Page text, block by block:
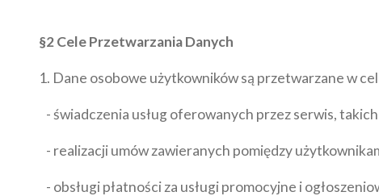
§2 Cele Przetwarzania Danych
1. Dane osobowe użytkowników są przetwarzane w
- świadczenia usług oferowanych przez serwis,
- realizacji umów zawieranych pomiędzy
- obsługi płatności za usługi promocyjne i